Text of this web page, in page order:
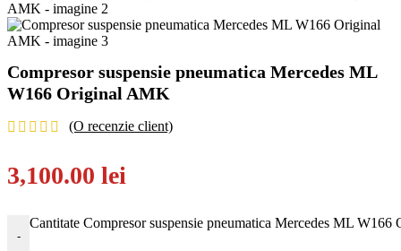
Compresor suspensie pneumatica Mercedes ML
W166 Original AMK
(O recenzie client)
3,100.00 lei
-
Cantitate Compresor suspensie pneumatica Mercedes ML